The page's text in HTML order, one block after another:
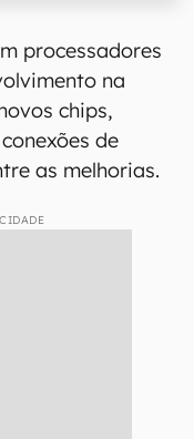
processadores
na
chips,
de
as melhorias.